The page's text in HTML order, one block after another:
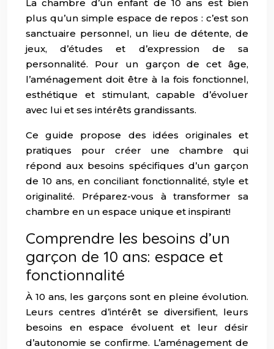
La chambre d’un enfant de 10 ans est bien
plus qu’un simple espace de repos : c’est son
sanctuaire personnel, un lieu de détente, de
jeux, d’études et d’expression de sa
personnalité. Pour un garçon de cet âge,
l’aménagement doit être à la fois fonctionnel,
esthétique et stimulant, capable d’évoluer
avec lui et ses intérêts grandissants.
Ce guide propose des idées originales et
pratiques pour créer une chambre qui
répond aux besoins spécifiques d’un garçon
de 10 ans, en conciliant fonctionnalité, style et
originalité. Préparez-vous à transformer sa
chambre en un espace unique et inspirant!
Comprendre les besoins d’un
garçon de 10 ans: espace et
fonctionnalité
À 10 ans, les garçons sont en pleine évolution.
Leurs centres d’intérêt se diversifient, leurs
besoins en espace évoluent et leur désir
d’autonomie se confirme. L’aménagement de